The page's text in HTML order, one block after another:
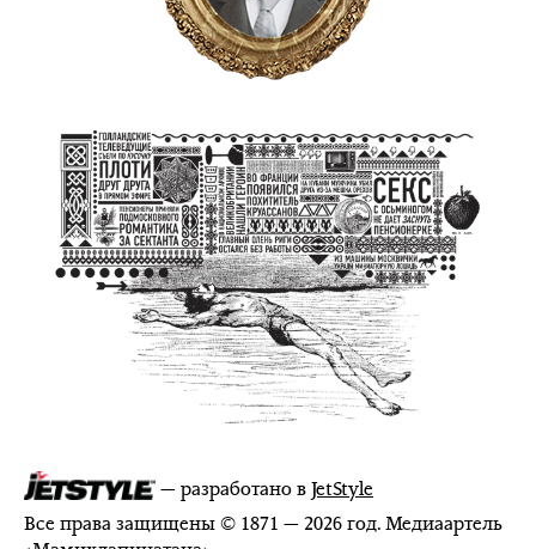
— разработано вJetStyle
Все права защищены © 1871 — 2026 год. Медиаартель